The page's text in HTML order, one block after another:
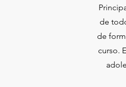
de
de
curso.